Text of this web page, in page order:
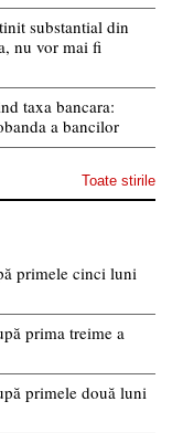
substantial din
nu vor mai fi
taxa bancara:
a bancilor
Toate stirile
primele cinci luni
prima treime a
primele două luni